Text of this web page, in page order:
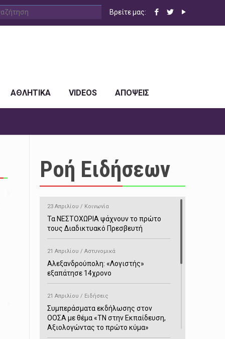
Βρείτε μας:
ΑΘΛΗΤΙΚΑ VIDEOS ΑΠΟΨΕΙΣ
Ροή Ειδήσεων
23 Απριλίου / Κοινωνία
Τα ΝΕΣΤΟΧΩΡΙΑ ψάχνουν το πρώτο
τους Διαδικτυακό Πρεσβευτή
21 Απριλίου / Αστυνομικά
Αλεξανδρούπολη: «Λογιστής»
εξαπάτησε 14χρονο
21 Απριλίου / Ειδήσεις
Συμπεράσματα εκδήλωσης στον
ΟΟΣΑ με θέμα «ΤΝ στην Εκπαίδευση,
Αξιολογώντας το πρώτο κύμα»